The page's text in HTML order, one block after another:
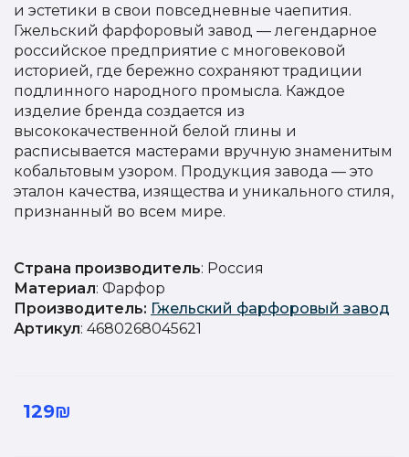
и эстетики в свои повседневные чаепития.
Гжельский фарфоровый завод — легендарное
российское предприятие с многовековой
историей, где бережно сохраняют традиции
подлинного народного промысла. Каждое
изделие бренда создается из
высококачественной белой глины и
расписывается мастерами вручную знаменитым
кобальтовым узором. Продукция завода — это
эталон качества, изящества и уникального стиля,
признанный во всем мире.
Страна производитель: Россия
Материал: Фарфор
Производитель: Гжельский фарфоровый завод
Артикул: 4680268045621
129₪